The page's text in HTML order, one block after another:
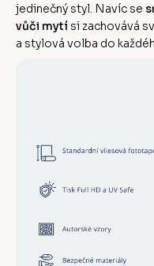
jedinečný styl. Navíc se
vůči mytí si zachovává
a stylová volba do